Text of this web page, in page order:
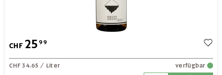
CHF 25 99
CHF 34.65 / Liter
verfügbar